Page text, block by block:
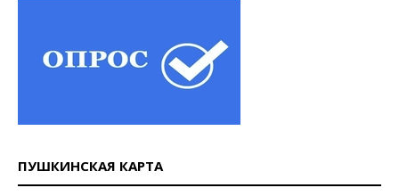
ПУШКИНСКАЯ КАРТА